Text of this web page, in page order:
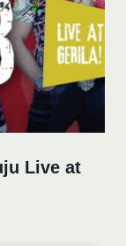
Live at